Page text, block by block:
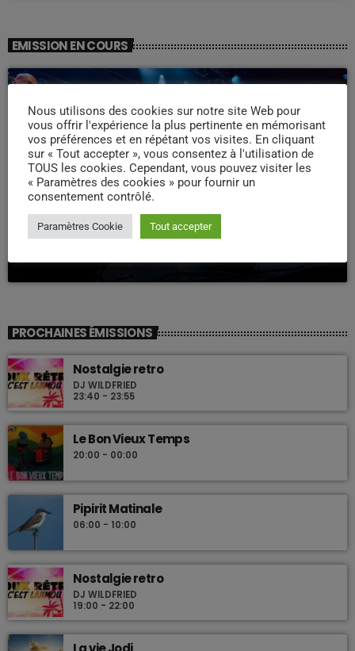
EMISSION EN COURS
Week end Compas Familly
PROCHAINES ÉMISSIONS
Nostalgie retro
DJ WILDFRIED
23:40 - 23:55
Le Bon Vieux Temps
20:00 - 00:00
Pipirit Matinale
06:00 - 10:00
Nostalgie retro
DJ WILDFRIED
19:00 - 22:00
Nous utilisons des cookies sur notre site Web pour
vous offrir l'expérience la plus pertinente en mémorisant
vos préférences et en répétant vos visites. En cliquant
sur « Tout accepter », vous consentez à l'utilisation de
TOUS les cookies. Cependant, vous pouvez visiter les
« Paramètres des cookies » pour fournir un
consentement contrôlé.
Paramètres Cookie Tout accepter